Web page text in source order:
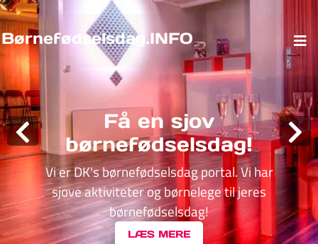
Børnefødselsdag.INFO
Få en sjov
børnefødselsdag!
Vi er DK's børnefødselsdag portal. Vi har
sjove aktiviteter og børnelege til jeres
børnefødselsdag!
LÆS MERE